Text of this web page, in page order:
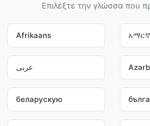
Επιλέξτε την γλώσσα που
Afrikaans አማርኛ
عربى
беларускую